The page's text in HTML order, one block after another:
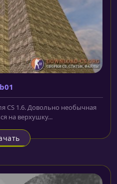
CS 1.6. Довольно необычная
на верхушку...